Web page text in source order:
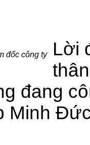
đốc công ty
Lời
đang
Minh